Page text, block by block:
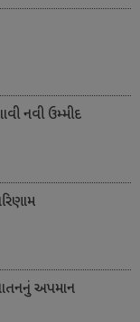
નવી ઉમ્મીદ
અપમાન